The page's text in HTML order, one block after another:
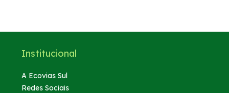
Institucional
A Ecovias Sul
Redes Sociais